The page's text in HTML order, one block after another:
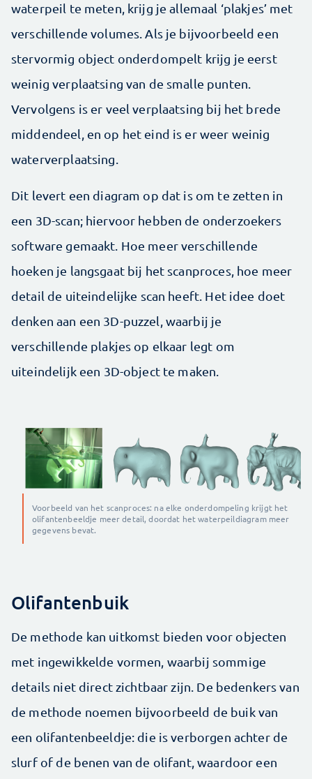
waterpeil te meten, krijg je allemaal ‘plakjes’ met
verschillende volumes. Als je bijvoorbeeld een
stervormig object onderdompelt krijg je eerst
weinig verplaatsing van de smalle punten.
Vervolgens is er veel verplaatsing bij het brede
middendeel, en op het eind is er weer weinig
waterverplaatsing.
Dit levert een diagram op dat is om te zetten in
een 3D-scan; hiervoor hebben de onderzoekers
software gemaakt. Hoe meer verschillende
hoeken je langsgaat bij het scanproces, hoe meer
detail de uiteindelijke scan heeft. Het idee doet
denken aan een 3D-puzzel, waarbij je
verschillende plakjes op elkaar legt om
uiteindelijk een 3D-object te maken.
Voorbeeld van het scanproces: na elke onderdompeling krijgt het
olifantenbeeldje meer detail, doordat het waterpeildiagram meer
gegevens bevat.
Olifantenbuik
De methode kan uitkomst bieden voor objecten
met ingewikkelde vormen, waarbij sommige
details niet direct zichtbaar zijn. De bedenkers van
de methode noemen bijvoorbeeld de buik van
een olifantenbeeldje: die is verborgen achter de
slurf of de benen van de olifant, waardoor een